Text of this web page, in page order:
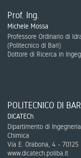
Prof. Ing.
Michele Mossa
Professore Ordinario di
(Politecnico di Bari)
Dottore di Ricerca in
POLITECNICO DI
DICATECh
Dipartimento di
Chimica
Via E. Orabona, 4 - 70125
www.dicatech.poliba.it